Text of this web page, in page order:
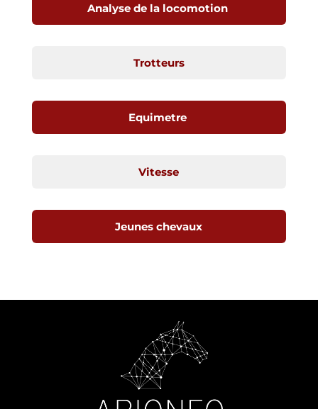
Analyse de la locomotion
Trotteurs
Equimetre
Vitesse
Jeunes chevaux